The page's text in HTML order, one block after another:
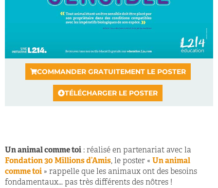
COMMANDER GRATUITEMENT LE POSTER
TÉLÉCHARGER LE POSTER
Un animal comme toi : réalisé en partenariat avec la
Fondation 30 Millions d’Amis, le poster « Un animal
comme toi » rappelle que les animaux ont des besoins
fondamentaux… pas très différents des nôtres !